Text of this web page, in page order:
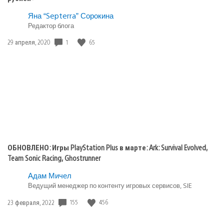
Яна “Septerra” Сорокина
Редактор блога
Дата
29 апреля, 2020 1 65
ОБНОВЛЕНО: Игры PlayStation Plus в марте: Ark: Survival Evolved,
Team Sonic Racing, Ghostrunner
Адам Мичел
Ведущий менеджер по контенту игровых сервисов, SIE
Дата
23 февраля, 2022 155 456